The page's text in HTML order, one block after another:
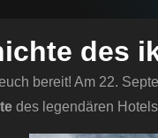
des
bereit! Am 22.
des legendären